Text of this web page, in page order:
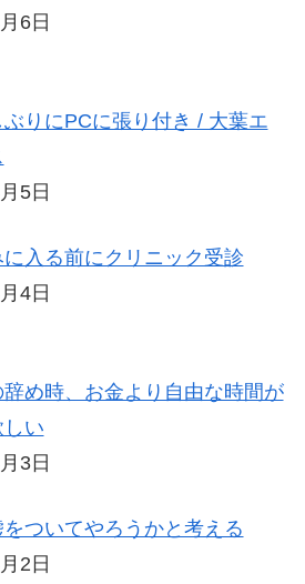
6日
りにPCに張り付き / 大葉エ
5日
入る前にクリニック受診
4日
め時、お金より自由な時間が
しい
3日
をついてやろうかと考える
2日